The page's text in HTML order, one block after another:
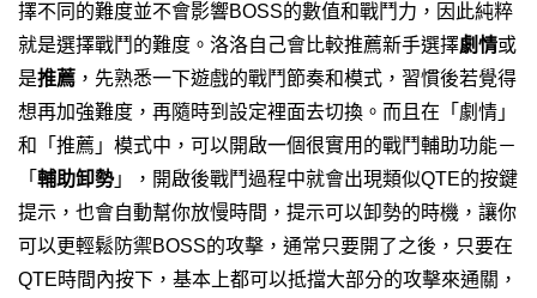
擇不同的難度並不會影響BOSS的數值和戰鬥力，因此純粹
就是選擇戰鬥的難度。 洛洛自己會比較推薦新手選擇劇情或
是推薦 ，先熟悉一下遊戲的戰鬥節奏和模式，習慣後若覺得
想再加強難度，再隨時到設定裡面去切換。 而且在「劇情」
和「推薦」模式中，可以開啟一個很實用的戰鬥輔助功能－
「 輔助卸勢」，開啟後戰鬥過程中就會出現類似QTE的按鍵
提示，也會自動幫你放慢時間，提示可以卸勢的時機，讓你
可以更輕鬆防禦BOSS的攻擊，通常只要開了之後，只要在
QTE時間內按下，基本上都可以抵擋大部分的攻擊來通關，